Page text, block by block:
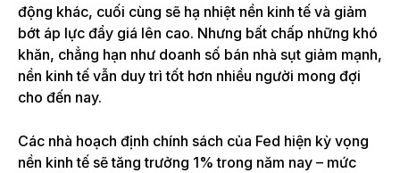
động khác, cuối cùng sẽ hạ nhiệt nền kinh tế và giảm
bớt áp lực đẩy giá lên cao. Nhưng bất chấp những khó
khăn, chẳng hạn như doanh số bán nhà sụt giảm mạnh,
nền kinh tế vẫn duy trì tốt hơn nhiều người mong đợi
cho đến nay.
Các nhà hoạch định chính sách của Fed hiện kỳ ​​vọng
nền kinh tế sẽ tăng trưởng 1% trong năm nay – mức